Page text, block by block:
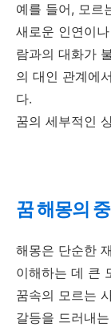
예를 들어, 모르
새로운 인연이
람과의 대화가
의 대인 관계에
다.
꿈의 세부적인
꿈 해몽의
해몽은 단순한
이해하는 데 큰
꿈속의 모르는
갈등을 드러내